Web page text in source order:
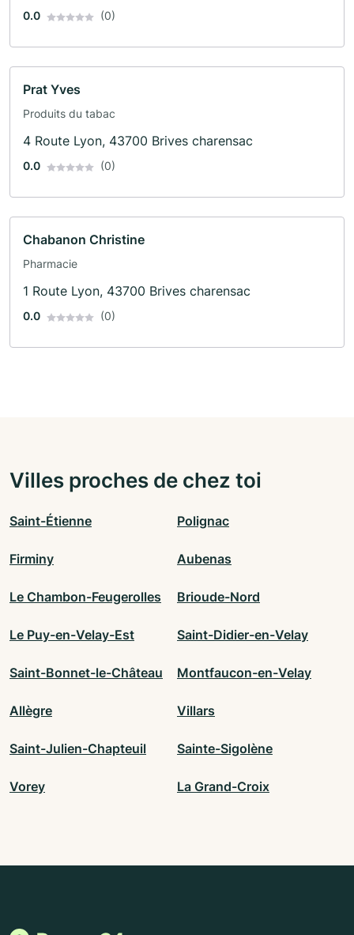
0.0 (0)
Prat Yves
Produits du tabac
4 Route Lyon, 43700 Brives charensac
0.0 (0)
Chabanon Christine
Pharmacie
1 Route Lyon, 43700 Brives charensac
0.0 (0)
Villes proches de chez toi
Saint-Étienne Polignac
Firminy Aubenas
Le Chambon-Feugerolles Brioude-Nord
Le Puy-en-Velay-Est Saint-Didier-en-Velay
Saint-Bonnet-le-Château Montfaucon-en-Velay
Allègre Villars
Saint-Julien-Chapteuil Sainte-Sigolène
Vorey La Grand-Croix